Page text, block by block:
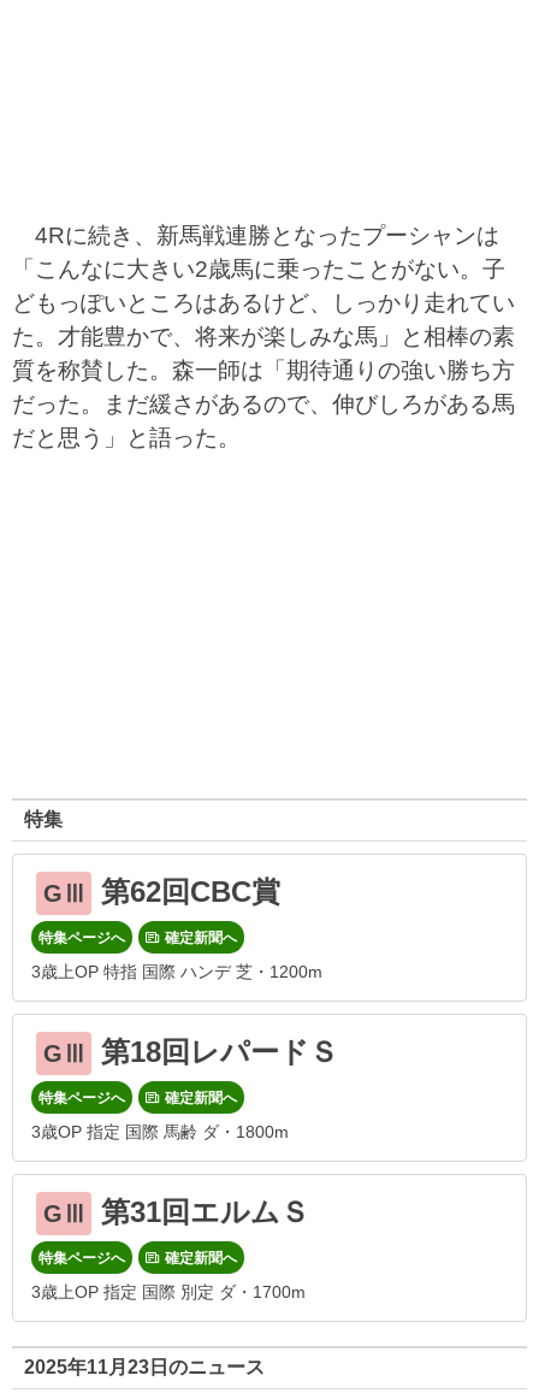
4Rに続き、新馬戦連勝となったプーシャンは
「こんなに大きい2歳馬に乗ったことがない。子
どもっぽいところはあるけど、しっかり走れてい
た。才能豊かで、将来が楽しみな馬」と相棒の素
質を称賛した。森一師は「期待通りの強い勝ち方
だった。まだ緩さがあるので、伸びしろがある馬
だと思う」と語った。
特集
GⅢ 第62回CBC賞
特集ページへ 確定新聞へ
3歳上OP 特指 国際 ハンデ 芝・1200m
GⅢ 第18回レパードＳ
特集ページへ 確定新聞へ
3歳OP 指定 国際 馬齢 ダ・1800m
GⅢ 第31回エルムＳ
特集ページへ 確定新聞へ
3歳上OP 指定 国際 別定 ダ・1700m
2025年11月23日のニュース